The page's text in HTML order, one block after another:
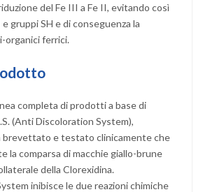
del Fe III a Fe II, evitando così
gruppi SH e di conseguenza la
organici ferrici.
completa di prodotti a base di
(Anti Discoloration System),
brevettato e testato clinicamente che
la comparsa di macchie giallo-brune
della Clorexidina.
inibisce le due reazioni chimiche